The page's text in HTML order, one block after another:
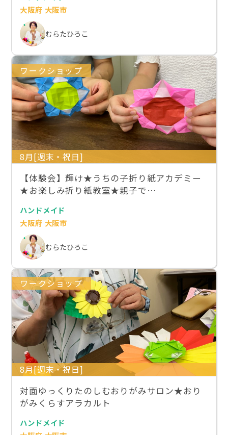
大阪府 大阪市
むらたひろこ
ワークショップ
8月[週末・祝日]
【体験会】輝け★うちの子折り紙アカデミー
★お楽しみ折り紙教室★親子で…
ハンドメイド
大阪府 大阪市
むらたひろこ
ワークショップ
8月[週末・祝日]
対面ゆっくりたのしむおりがみサロン★おり
がみくらすアラカルト
ハンドメイド